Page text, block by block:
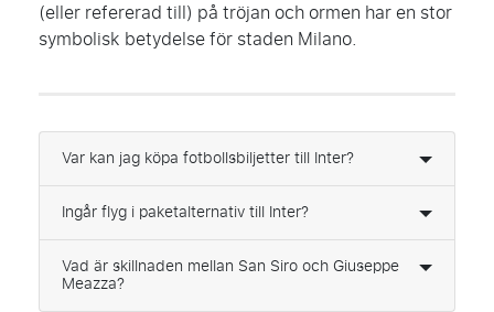
(eller refererad till) på tröjan och ormen har en stor
symbolisk betydelse för staden Milano.
Var kan jag köpa fotbollsbiljetter till Inter?
Ingår flyg i paketalternativ till Inter?
Vad är skillnaden mellan San Siro och Giuseppe
Meazza?